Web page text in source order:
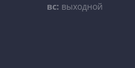
вс: выходной